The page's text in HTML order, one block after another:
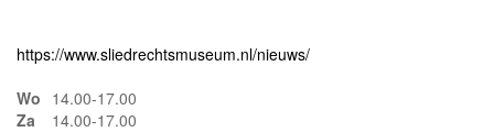
https://www.sliedrechtsmuseum.nl/nieuws/
Wo 14.00-17.00
Za
14.00-17.00